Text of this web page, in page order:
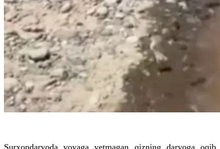
Surxondaryoda voyaga yetmagan qizning daryoga oqib